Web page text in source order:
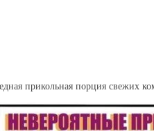
прикольная порция свежих